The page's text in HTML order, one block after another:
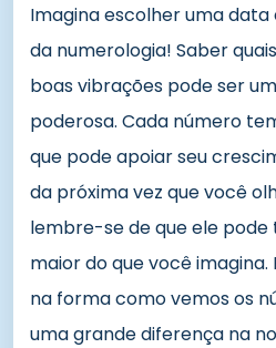
Imagina escolher uma
da numerologia! Saber
boas vibrações pode ser
poderosa. Cada número
que pode apoiar seu
da próxima vez que você
lembre-se de que ele pode
maior do que você imagina.
na forma como vemos os
uma grande diferença na